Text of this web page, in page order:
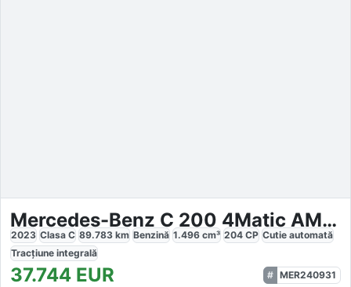
Mercedes-Benz C 200 4Matic AMG-Line
2023 Clasa C 89.783 km Benzină 1.496 cm³ 204 CP Cutie automată
Tracțiune integrală
37.744 EUR
MER240931